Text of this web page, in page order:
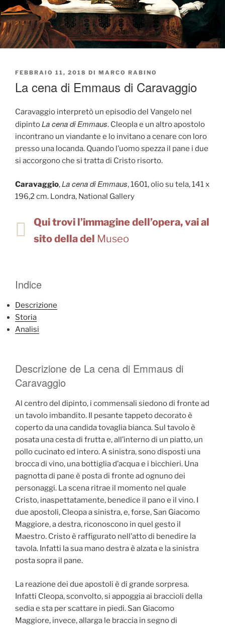
PUBBLICATO
FEBBRAIO 11, 2018 DI MARCO RABINO
La cena di Emmaus di Caravaggio
Caravaggio interpretò un episodio del Vangelo nel
dipintoLa cena di Emmaus. Cleopla e un altro apostolo
incontrano un viandante e lo invitano a cenare con loro
presso una locanda. Quando l’uomo spezza il pane i due
si accorgono che si tratta di Cristo risorto.
Caravaggio,La cena di Emmaus, 1601, olio su tela, 141 x
196,2 cm. Londra, National Gallery
Qui trovi l’immagine dell’opera, vai al
sito della del Museo
Indice
Descrizione
Storia
Analisi
Descrizione de La cena di Emmaus di
Caravaggio
Al centro del dipinto, i commensali siedono di fronte ad
un tavolo imbandito. Il pesante tappeto decorato è
coperto da una candida tovaglia bianca. Sul tavolo è
posata una cesta di frutta e, all’interno di un piatto, un
pollo cucinato ed intero. A sinistra, sono disposti una
brocca di vino, una bottiglia d’acqua e i bicchieri. Una
pagnotta di pane è posta di fronte ad ognuno dei
personaggi. La scena ritrae il momento nel quale
Cristo, inaspettatamente, benedice il pano e il vino. I
due apostoli, Cleopa a sinistra, e, forse, San Giacomo
Maggiore, a destra, riconoscono in quel gesto il
Maestro. Cristo è raffigurato nell’atto di benedire la
tavola. Infatti la sua mano destra è alzata e la sinistra
posta sopra il pane.
La reazione dei due apostoli è di grande sorpresa.
Infatti Cleopa, sconvolto, si appoggia ai braccioli della
sedia e sta per scattare in piedi. San Giacomo
Maggiore, invece, allarga le braccia in segno di